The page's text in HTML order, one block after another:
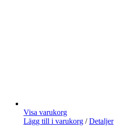
Visa varukorg
Lägg till i varukorg / Detaljer